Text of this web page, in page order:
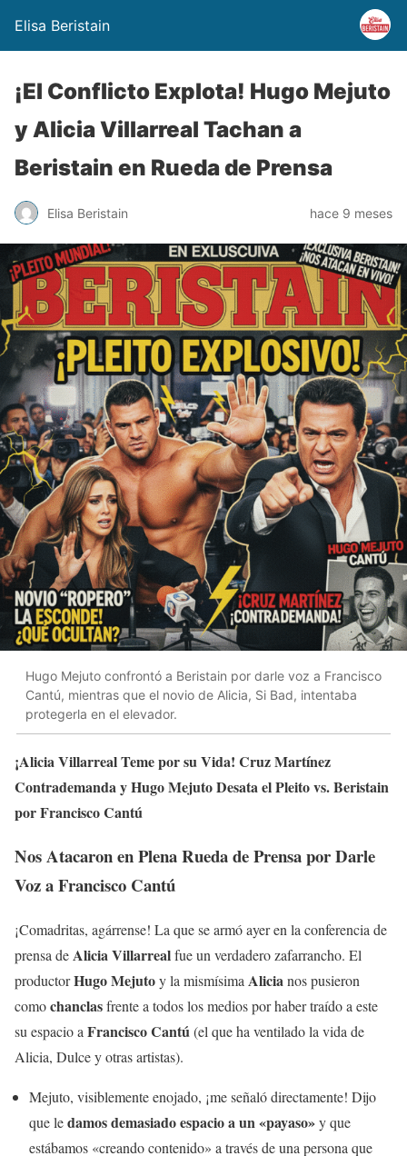
Elisa Beristain
¡El Conflicto Explota! Hugo Mejuto
y Alicia Villarreal Tachan a
Beristain en Rueda de Prensa
Elisa Beristain hace 9 meses
Hugo Mejuto confrontó a Beristain por darle voz a Francisco
Cantú, mientras que el novio de Alicia, Si Bad, intentaba
protegerla en el elevador.
¡Alicia Villarreal Teme por su Vida! Cruz Martínez
Contrademanda y Hugo Mejuto Desata el Pleito vs. Beristain
por Francisco Cantú
Nos Atacaron en Plena Rueda de Prensa por Darle
Voz a Francisco Cantú
¡Comadritas, agárrense! La que se armó ayer en la conferencia de
prensa deAlicia Villarrealfue un verdadero zafarrancho. El
productorHugo Mejutoy la mismísima Alicianos pusieron
comochanclasfrente a todos los medios por haber traído a este
su espacio a Francisco Cantú(el que ha ventilado la vida de
Alicia, Dulce y otras artistas).
Mejuto, visiblemente enojado, ¡me señaló directamente! Dijo
que ledamos demasiado espacio a un «payaso»y que
estábamos «creando contenido» a través de una persona que